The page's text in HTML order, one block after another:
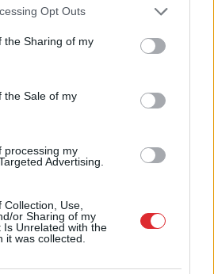
app uses one or more Google
usage behaviour. You may click to
Google and its third-party tags to
specified purposes in below Google
Opt Outs
the Sharing of my
the Sale of my
processing my
Advertising.
Use,
or Sharing of my
Is Unrelated with the
it was collected.
vēstule
Latvijā, bet
spāņi?